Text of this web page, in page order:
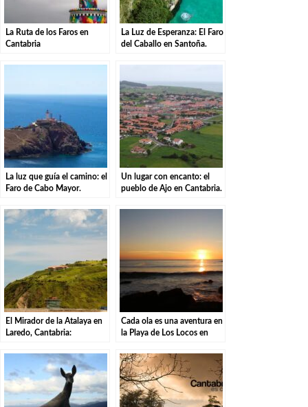
La Ruta de los Faros en
Cantabria
La Luz de Esperanza: El Faro
del Caballo en Santoña.
La luz que guía el camino: el
Faro de Cabo Mayor.
Un lugar con encanto: el
pueblo de Ajo en Cantabria.
El Mirador de la Atalaya en
Laredo, Cantabria:
Costa Cántabra
Cada ola es una aventura en
la Playa de Los Locos en